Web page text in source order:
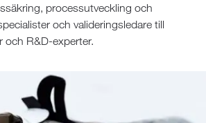
processutveckling och
och valideringsledare till
och R&D-experter.